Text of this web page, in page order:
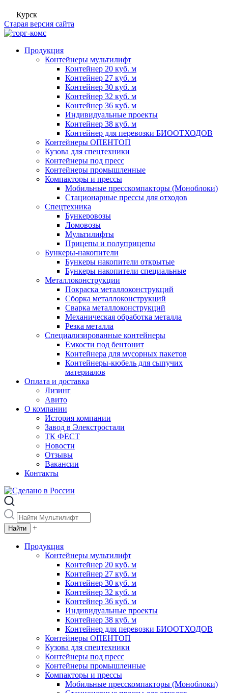
Курск
Старая версия сайта
Продукция
Контейнеры мультилифт
Контейнер 20 куб. м
Контейнер 27 куб. м
Контейнер 30 куб. м
Контейнер 32 куб. м
Контейнер 36 куб. м
Индивидуальные проекты
Контейнер 38 куб. м
Контейнер для перевозки БИООТХОДОВ
Контейнеры ОПЕНТОП
Кузова для спецтехники
Контейнеры под пресс
Контейнеры промышленные
Компакторы и прессы
Мобильные пресскомпакторы (Моноблоки)
Стационарные прессы для отходов
Спецтехника
Бункеровозы
Ломовозы
Мультилифты
Прицепы и полуприцепы
Бункеры-накопители
Бункеры накопители открытые
Бункеры накопители специальные
Металлоконструкции
Покраска металлоконструкций
Сборка металлоконструкций
Сварка металлоконструкций
Механическая обработка металла
Резка металла
Специализированные контейнеры
Емкости под бентонит
Контейнера для мусорных пакетов
Контейнеры-кюбель для сыпучих
материалов
Оплата и доставка
Лизинг
Авито
О компании
История компании
Завод в Элекстростали
ТК ФЕСТ
Новости
Отзывы
Вакансии
Контакты
+
Продукция
Контейнеры мультилифт
Контейнер 20 куб. м
Контейнер 27 куб. м
Контейнер 30 куб. м
Контейнер 32 куб. м
Контейнер 36 куб. м
Индивидуальные проекты
Контейнер 38 куб. м
Контейнер для перевозки БИООТХОДОВ
Контейнеры ОПЕНТОП
Кузова для спецтехники
Контейнеры под пресс
Контейнеры промышленные
Компакторы и прессы
Мобильные пресскомпакторы (Моноблоки)